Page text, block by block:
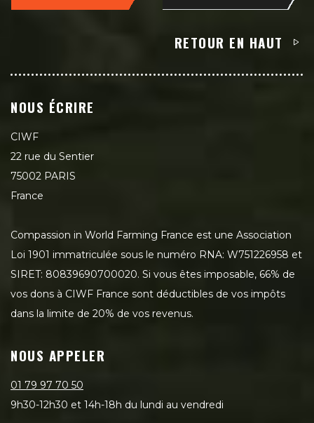
RETOUR EN HAUT
NOUS ÉCRIRE
CIWF
22 rue du Sentier
75002 PARIS
France
Compassion in World Farming France est une Association
Loi 1901 immatriculée sous le numéro RNA: W751226958 et
SIRET: 80839690700020. Si vous êtes imposable, 66% de
vos dons à CIWF France sont déductibles de vos impôts
dans la limite de 20% de vos revenus.
NOUS APPELER
01 79 97 70 50
9h30-12h30 et 14h-18h du lundi au vendredi